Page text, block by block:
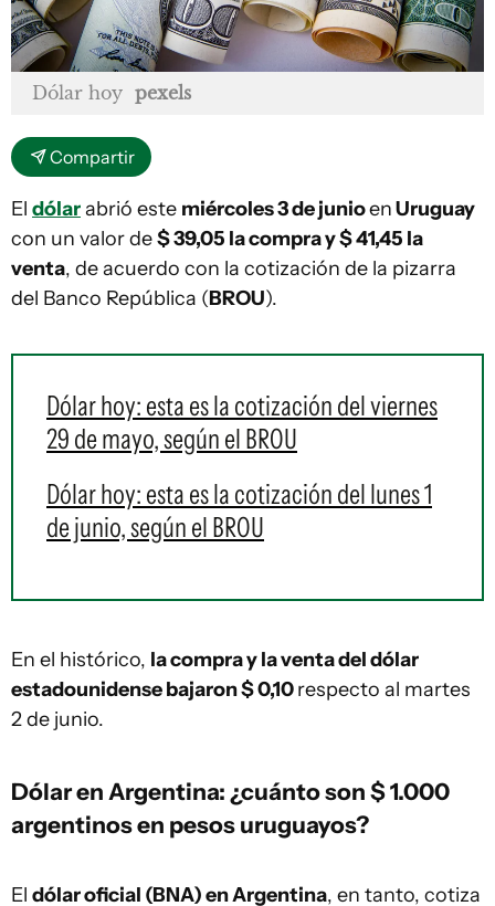
Dólar hoy pexels
Compartir
El dólarabrió este miércoles 3 de junioenUruguay
con un valor de$ 39,05 la compra y $ 41,45 la
venta, de acuerdo con la cotización de la pizarra
del Banco República (BROU).
Dólar hoy: esta es la cotización del viernes
29 de mayo, según el BROU
Dólar hoy: esta es la cotización del lunes 1
de junio, según el BROU
En el histórico, la compra y la venta del dólar
estadounidense bajaron $ 0,10respecto al martes
2 de junio.
Dólar en Argentina: ¿cuánto son $ 1.000
argentinos en pesos uruguayos?
El dólar oficial (BNA) en Argentina, en tanto, cotiza